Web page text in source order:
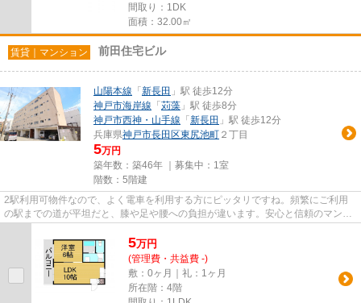
間取り：1DK
面積：32.00㎡
賃貸｜マンション 前田住宅ビル
山陽本線 「 新長田 」駅 徒歩12分
神戸市海岸線 「 苅藻 」駅 徒歩8分
神戸市西神・山手線 「 新長田 」駅 徒歩12分
兵庫県神戸市長田区東尻池町 ２丁目
5万円
築年数：築46年 ｜募集中： 1室
階数：5階建
2駅利用可物件なので、よく電車を利用する方にピッタリですね。頻繁にご利用
の駅までの道が平坦だと、膝や足や腰への負担が違います。安心と信頼のマンシ
5万円
(管理費・共益費 -)
敷：0ヶ月｜礼：1ヶ月
所在階：4階